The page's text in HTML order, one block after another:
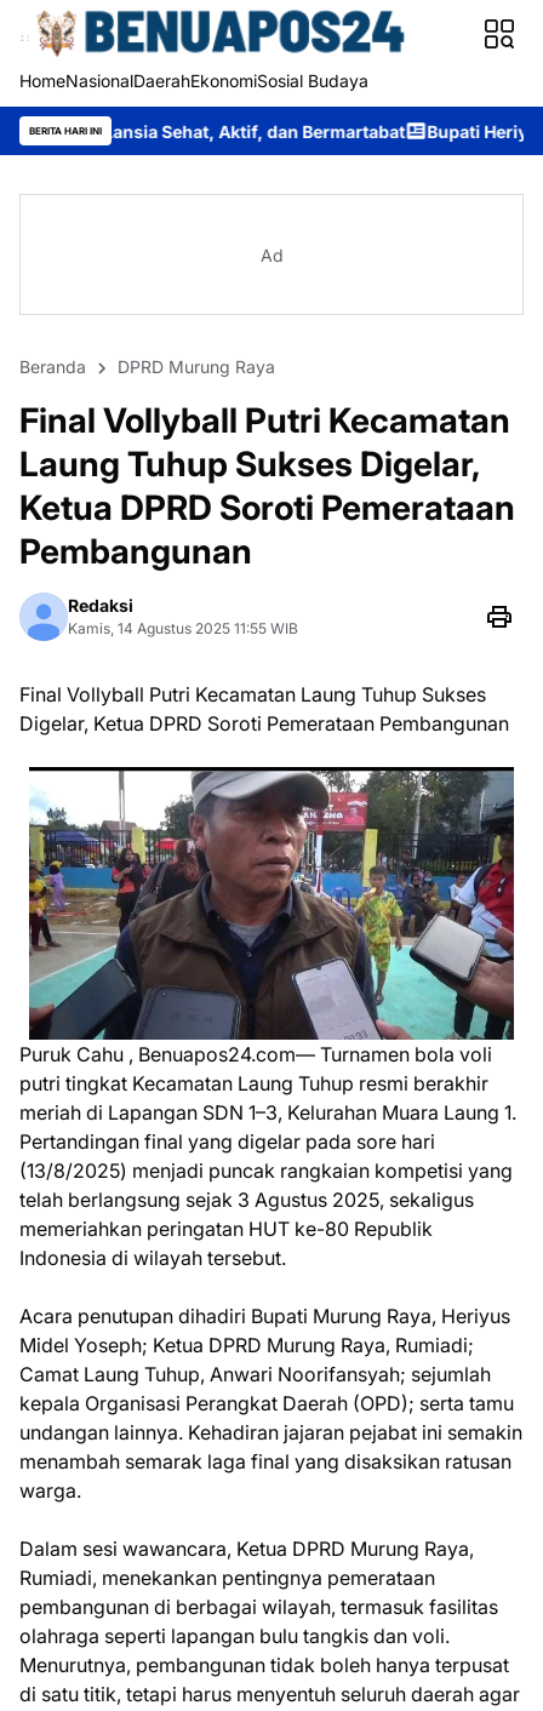
HomeNasionalDaerahEkonomiSosial Budaya
BERITA HARI INI
Sehat, Aktif, dan Bermartabat Bupati Heriyus Buka Festival
Ad
Beranda DPRD Murung Raya
Final Vollyball Putri Kecamatan
Laung Tuhup Sukses Digelar,
Ketua DPRD Soroti Pemerataan
Pembangunan
Redaksi
Kamis, 14 Agustus 2025 11:55 WIB
Final Vollyball Putri Kecamatan Laung Tuhup Sukses
Digelar, Ketua DPRD Soroti Pemerataan Pembangunan
Puruk Cahu , Benuapos24.com— Turnamen bola voli
putri tingkat Kecamatan Laung Tuhup resmi berakhir
meriah di Lapangan SDN 1–3, Kelurahan Muara Laung 1.
Pertandingan final yang digelar pada sore hari
(13/8/2025) menjadi puncak rangkaian kompetisi yang
telah berlangsung sejak 3 Agustus 2025, sekaligus
memeriahkan peringatan HUT ke-80 Republik
Indonesia di wilayah tersebut.
Acara penutupan dihadiri Bupati Murung Raya, Heriyus
Midel Yoseph; Ketua DPRD Murung Raya, Rumiadi;
Camat Laung Tuhup, Anwari Noorifansyah; sejumlah
kepala Organisasi Perangkat Daerah (OPD); serta tamu
undangan lainnya. Kehadiran jajaran pejabat ini semakin
menambah semarak laga final yang disaksikan ratusan
warga.
Dalam sesi wawancara, Ketua DPRD Murung Raya,
Rumiadi, menekankan pentingnya pemerataan
pembangunan di berbagai wilayah, termasuk fasilitas
olahraga seperti lapangan bulu tangkis dan voli.
Menurutnya, pembangunan tidak boleh hanya terpusat
di satu titik, tetapi harus menyentuh seluruh daerah agar